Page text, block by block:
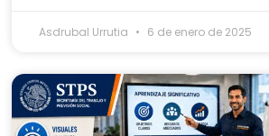
Asdrubal Urrutia 6 de enero de 2025